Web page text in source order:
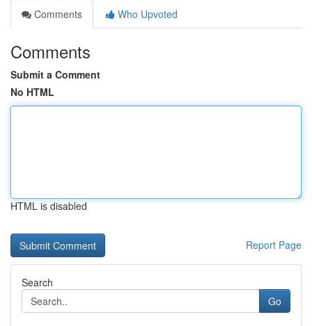
Comments
Who Upvoted
Comments
Submit a Comment
No HTML
HTML is disabled
Report Page
Search
Go